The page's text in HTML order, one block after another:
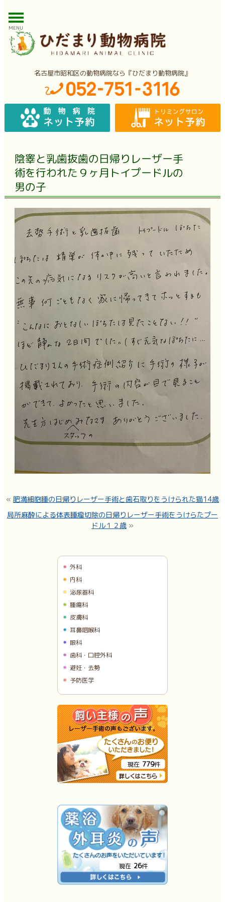
MENU
名古屋市昭和区の動物病院なら『ひだまり動物病院』
陰睾と乳歯抜歯の日帰りレーザー手
術を行われた９ヶ月トイプードルの
男の子
« 肥満細胞腫の日帰りレーザー手術と歯石取りをうけられた猫14歳
局所麻酔による体表腫瘤切除の日帰りレーザー手術をうけらたプー
ドル１２歳»
外科
内科
泌尿器科
腫瘍科
皮膚科
耳鼻咽喉科
眼科
歯科・口腔外科
避妊・去勢
予防医学
現在 779件
現在 26件